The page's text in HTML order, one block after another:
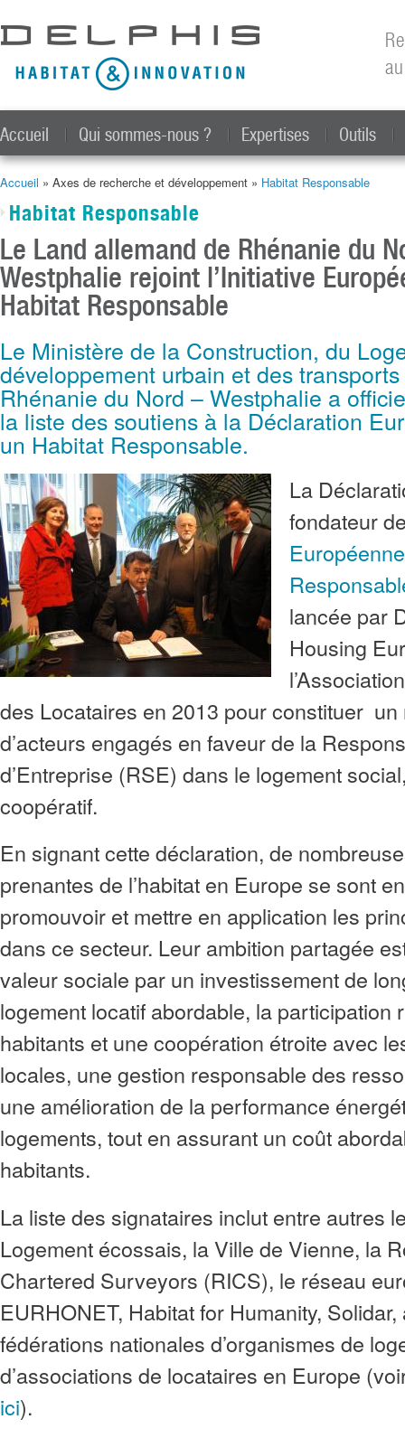
Accueil Qui sommes-nous ? Expertises Outils
Accueil » Axes de recherche et développement » Habitat Responsable
Habitat Responsable
Le Land allemand de Rhénanie du
Westphalie rejoint l’Initiative
Habitat Responsable
Le Ministère de la Construction, du
développement urbain et des
Rhénanie du Nord – Westphalie a
la liste des soutiens à la Déclaration
un Habitat Responsable.
La
fondateur
lancée par
Housing
des Locataires en 2013 pour constituer
d’acteurs engagés en faveur de la
d’Entreprise (RSE) dans le logement
coopératif.
En signant cette déclaration, de
prenantes de l’habitat en Europe se sont
promouvoir et mettre en application les
dans ce secteur. Leur ambition partagée
valeur sociale par un investissement de
logement locatif abordable, la participation
habitants et une coopération étroite avec
locales, une gestion responsable des
une amélioration de la performance
logements, tout en assurant un coût
habitants.
La liste des signataires inclut entre autres
Logement écossais, la Ville de Vienne, la
Chartered Surveyors (RICS), le réseau
EURHONET, Habitat for Humanity,
fédérations nationales d’organismes de
d’associations de locataires en Europe
ici).